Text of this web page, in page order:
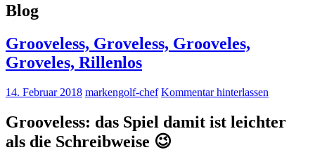
Blog
Grooveless, Groveless, Grooveles,
Groveles, Rillenlos
14. Februar 2018 markengolf-chef Kommentar hinterlassen
Grooveless: das Spiel damit ist leichter
als die Schreibweise 😉